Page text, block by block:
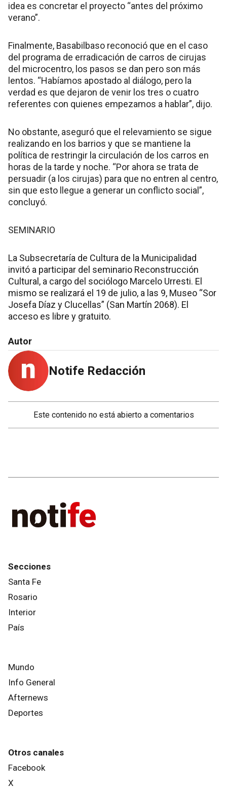
idea es concretar el proyecto “antes del próximo
verano”.
Finalmente, Basabilbaso reconoció que en el caso
del programa de erradicación de carros de cirujas
del microcentro, los pasos se dan pero son más
lentos. “Habíamos apostado al diálogo, pero la
verdad es que dejaron de venir los tres o cuatro
referentes con quienes empezamos a hablar”, dijo.
No obstante, aseguró que el relevamiento se sigue
realizando en los barrios y que se mantiene la
política de restringir la circulación de los carros en
horas de la tarde y noche. “Por ahora se trata de
persuadir (a los cirujas) para que no entren al centro,
sin que esto llegue a generar un conflicto social”,
concluyó.
SEMINARIO
La Subsecretaría de Cultura de la Municipalidad
invitó a participar del seminario Reconstrucción
Cultural, a cargo del sociólogo Marcelo Urresti. El
mismo se realizará el 19 de julio, a las 9, Museo “Sor
Josefa Díaz y Clucellas” (San Martín 2068). El
acceso es libre y gratuito.
Autor
Notife Redacción
Este contenido no está abierto a comentarios
Secciones
Santa Fe
Rosario
Interior
País
Mundo
Info General
Afternews
Deportes
Otros canales
Facebook
X